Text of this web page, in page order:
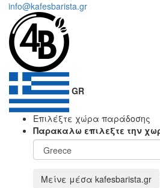
info@kafesbarista.gr
GR
Επιλέξτε χώρα παράδοσης
Παρακαλω επιλεξτε την
Μείνε μέσα kafesbarista.gr